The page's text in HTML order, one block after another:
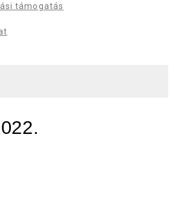
támogatás